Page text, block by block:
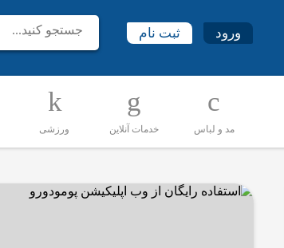
ورود ثبت نام
مد و لباس خدمات آنلاین ورزشی